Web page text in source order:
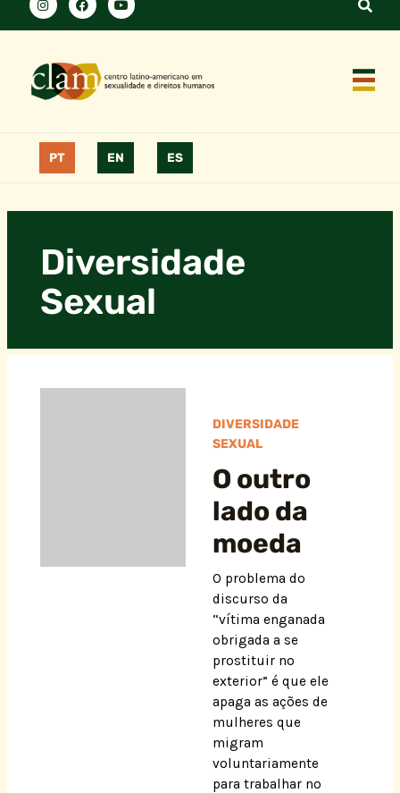
PT EN ES
Diversidade
Sexual
DIVERSIDADE
SEXUAL
O outro
lado da
moeda
O problema do
discurso da
“vítima enganada
obrigada a se
prostituir no
exterior” é que ele
apaga as ações de
mulheres que
migram
voluntariamente
para trabalhar no